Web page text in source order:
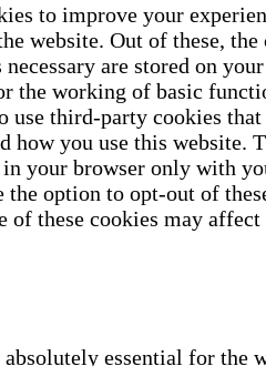
to improve your
website. Out of these, the
are stored on
the working of basic
use third-party cookies that
how you use this website.
your browser only with
the option to opt-out of
of these cookies may
absolutely essential for the